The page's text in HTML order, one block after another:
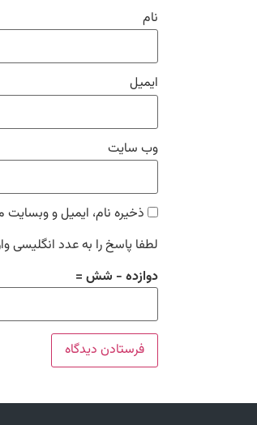
نام
ایمیل
وب‌ سایت
ذخیره نام، ایمیل و وبسایت
لطفا پاسخ را به عدد انگلیسی
دوازده − شش =